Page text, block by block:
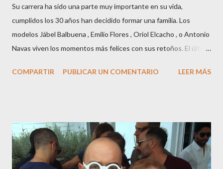
Su carrera ha sido una parte muy importante en su vida,
cumplidos los 30 años han decidido formar una familia. Los
modelos Jábel Balbuena , Emilio Flores , Oriol Elcacho , o Antonio
Navas viven los momentos más felices con sus retoños. El último
M ateo nació en Barcelona hace poco más de una semana. El top
haciéndole padre de un precioso niño. Marta ha sido toda una
campeona, durante los primeros 3 meses de embarazo tuvo que
guardar reposo debido a un síndrome llamado
COMPARTIR PUBLICAR UN COMENTARIO LEER MÁS